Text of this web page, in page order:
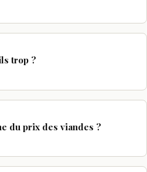
trop ?
du prix des viandes ?